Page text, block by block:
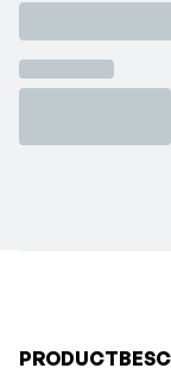
•Merk: Bosch
•Snijkantbreedte: